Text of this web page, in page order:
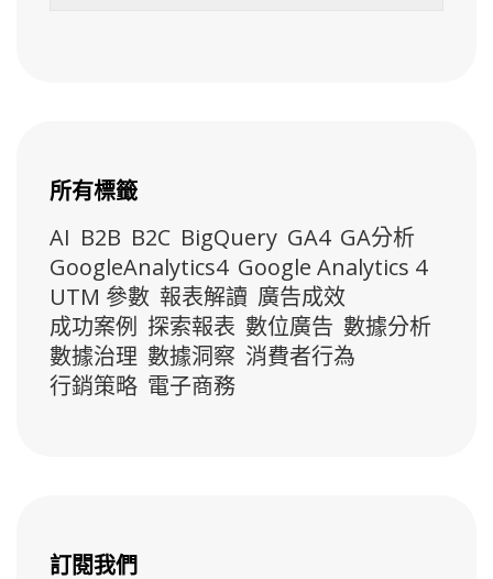
所有標籤
AI B2B B2C BigQuery GA4 GA分析
GoogleAnalytics4 Google Analytics 4
UTM 參數 報表解讀 廣告成效
成功案例 探索報表 數位廣告 數據分析
數據治理 數據洞察 消費者行為
行銷策略 電子商務
訂閱我們